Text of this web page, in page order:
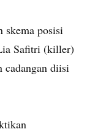
skema posisi
Safitri (killer)
cadangan diisi